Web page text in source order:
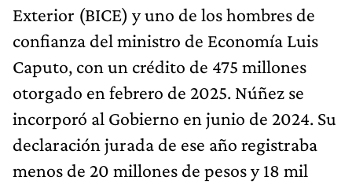
Exterior (BICE) y uno de los hombres de
confianza del ministro de Economía Luis
Caputo, con un crédito de 475 millones
otorgado en febrero de 2025. Núñez se
incorporó al Gobierno en junio de 2024. Su
declaración jurada de ese año registraba
menos de 20 millones de pesos y 18 mil